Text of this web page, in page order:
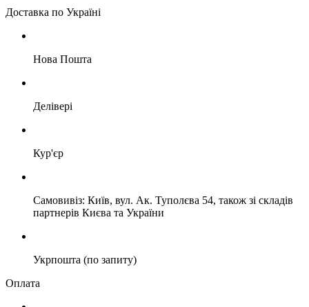
Доставка по Україні
Нова Пошта
Делівері
Кур'єр
Самовивіз: Київ, вул. Ак. Туполєва 54, також зі складів
партнерів Києва та України
Укрпошта (по запиту)
Оплата